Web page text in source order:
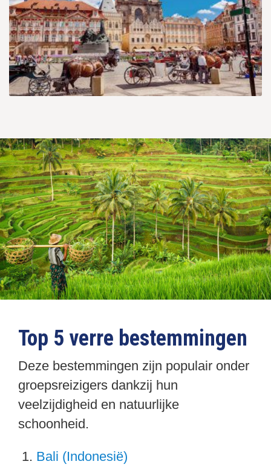
Top 5 verre bestemmingen
Deze bestemmingen zijn populair onder
groepsreizigers dankzij hun
veelzijdigheid en natuurlijke
schoonheid.
Bali (Indonesië)